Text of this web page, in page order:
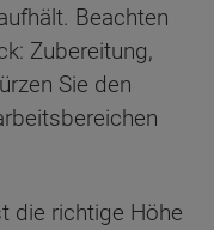
Beachten
Zubereitung,
Sie den
die richtige Höhe